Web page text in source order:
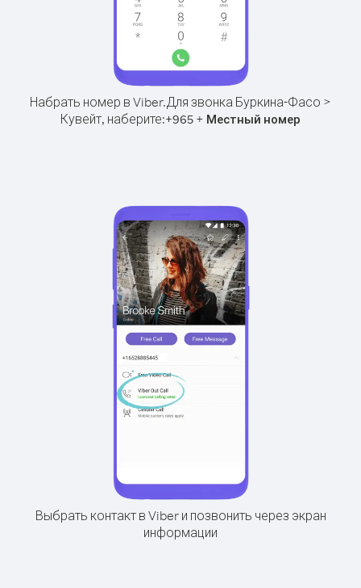
Набрать номер в Viber.Для звонка Буркина-Фасо >
Кувейт, наберите:+965 + Местный номер
Выбрать контакт в Viber и позвонить через экран
информации